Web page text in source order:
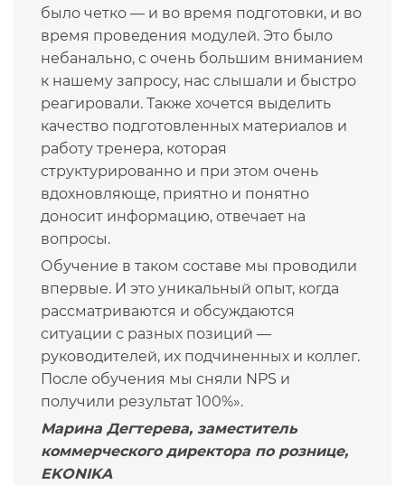
было четко — и во время подготовки, и во
время проведения модулей. Это было
небанально, с очень большим вниманием
к нашему запросу, нас слышали и быстро
реагировали. Также хочется выделить
качество подготовленных материалов и
работу тренера, которая
структурированно и при этом очень
вдохновляюще, приятно и понятно
доносит информацию, отвечает на
вопросы.
Обучение в таком составе мы проводили
впервые. И это уникальный опыт, когда
рассматриваются и обсуждаются
ситуации с разных позиций —
руководителей, их подчиненных и коллег.
После обучения мы сняли NPS и
получили результат 100%».
Марина Дегтерева, заместитель
коммерческого директора по рознице,
EKONIKA